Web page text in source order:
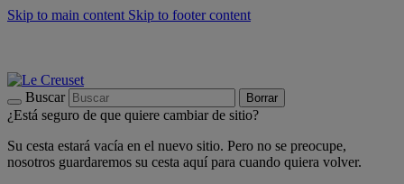
Skip to main content Skip to footer content
Buscar Borrar
¿Está seguro de que quiere cambiar de sitio?
Su cesta estará vacía en el nuevo sitio. Pero no se preocupe,
nosotros guardaremos su cesta aquí para cuando quiera volver.